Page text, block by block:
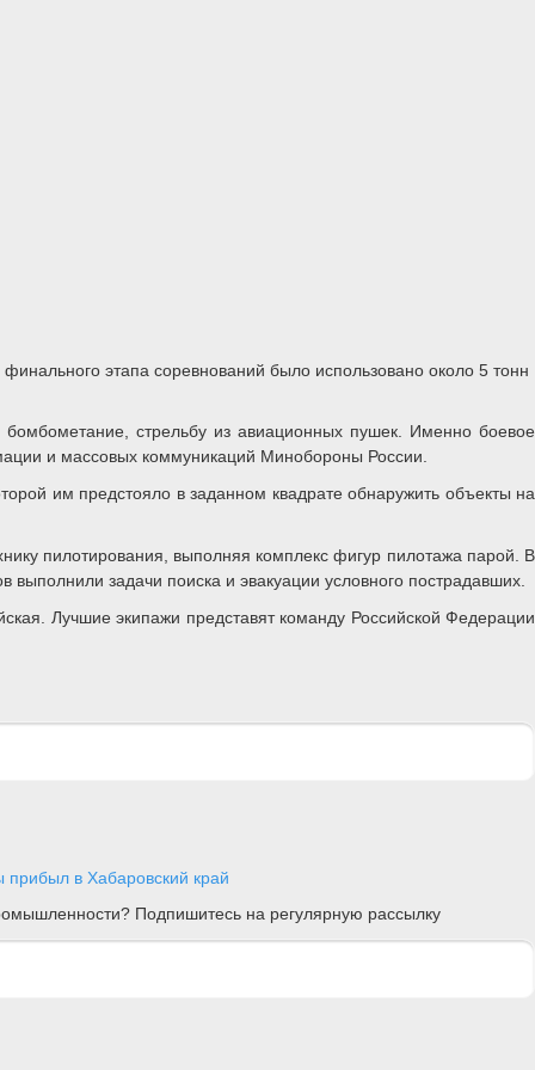
этапа соревнований было использовано около 5 тонн
стрельбу из авиационных пушек. Именно боевое
и массовых коммуникаций Минобороны России.
им предстояло в заданном квадрате обнаружить объекты на
пилотирования, выполняя комплекс фигур пилотажа парой. В
задачи поиска и эвакуации условного пострадавших.
Лучшие экипажи представят команду Российской Федерации
в Хабаровский край
Подпишитесь на регулярную рассылку